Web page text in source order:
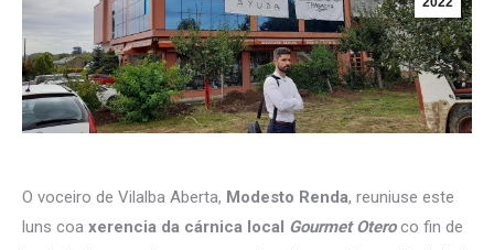
O voceiro de Vilalba Aberta, Modesto Renda, reuniuse este
luns coa xerencia da cárnica local Gourmet Oteroco fin de